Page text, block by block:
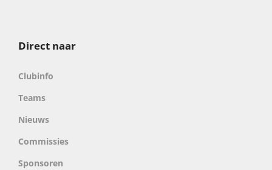
Direct naar
Clubinfo
Teams
Nieuws
Commissies
Sponsoren